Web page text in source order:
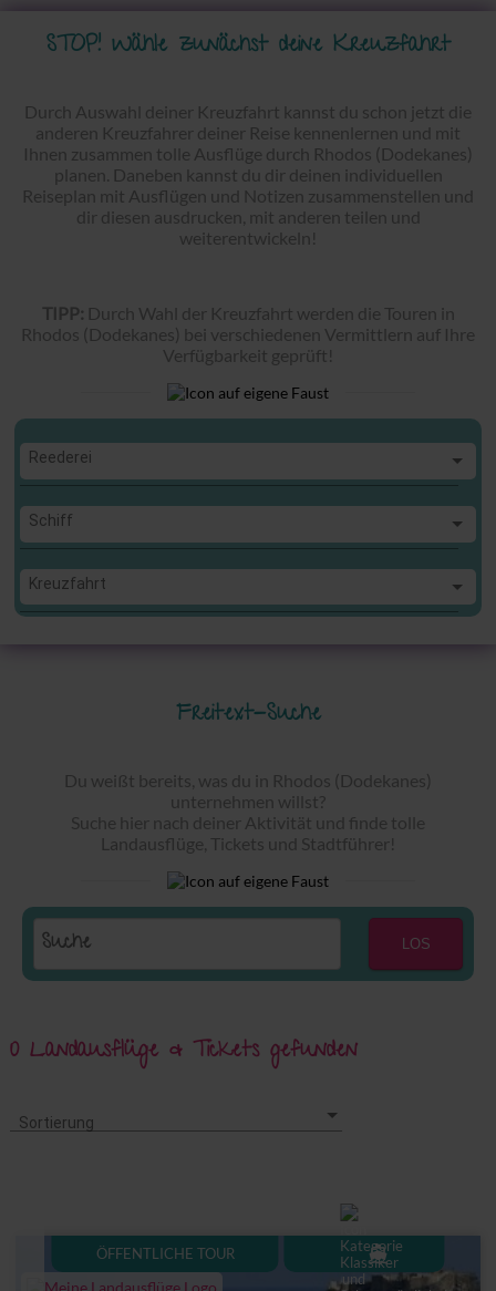
STOP! Wähle zunächst deine Kreuzfahrt
Durch Auswahl deiner Kreuzfahrt kannst du schon jetzt die
anderen Kreuzfahrer deiner Reise kennenlernen und mit
Ihnen zusammen tolle Ausflüge durch Rhodos (Dodekanes)
planen. Daneben kannst du dir deinen individuellen
Reiseplan mit Ausflügen und Notizen zusammenstellen und
dir diesen ausdrucken, mit anderen teilen und
weiterentwickeln!
TIPP: Durch Wahl der Kreuzfahrt werden die Touren in
Rhodos (Dodekanes) bei verschiedenen Vermittlern auf Ihre
Verfügbarkeit geprüft!
Reederei
Reederei
Schiff
Schiff
Kreuzfahrt
Kreuzfahrt
Freitext-Suche
Du weißt bereits, was du in Rhodos (Dodekanes)
unternehmen willst?
Suche hier nach deiner Aktivität und finde tolle
Landausflüge, Tickets und Stadtführer!
LOS
0 Landausflüge & Tickets gefunden
Sortierung
Sortierung
ÖFFENTLICHE TOUR directions_boat